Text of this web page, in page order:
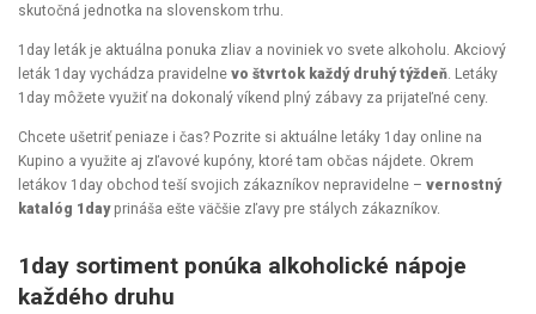
skutočná jednotka na slovenskom trhu.
1day leták je aktuálna ponuka zliav a noviniek vo svete alkoholu. Akciový
leták 1day vychádza pravidelne vo štvrtok každý druhý týždeň . Letáky
1day môžete využiť na dokonalý víkend plný zábavy za prijateľné ceny.
Chcete ušetriť peniaze i čas? Pozrite si aktuálne letáky 1day online na
Kupino a využite aj zľavové kupóny, ktoré tam občas nájdete. Okrem
letákov 1day obchod teší svojich zákazníkov nepravidelne – vernostný
katalóg 1dayprináša ešte väčšie zľavy pre stálych zákazníkov.
1day sortiment ponúka alkoholické nápoje
každého druhu